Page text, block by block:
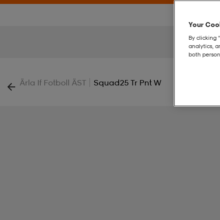
Ärla If Fotboll ÄST | Squad25 Tr Pnt W
Your
By clicking
analytics,
both